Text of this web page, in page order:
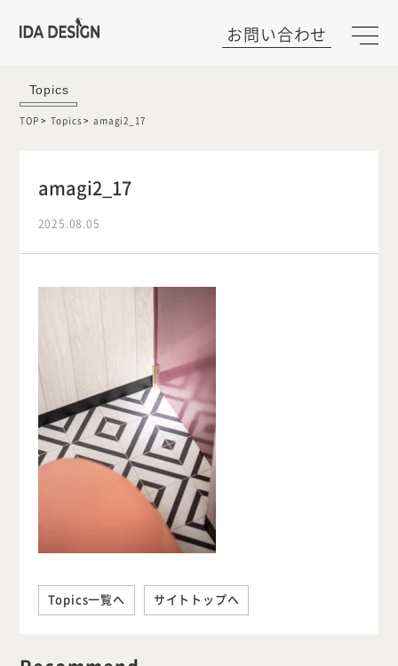
お問い合わせ
Topics
TOP Topics amagi2_17
amagi2_17
2025.08.05
Topics一覧へ サイトトップへ